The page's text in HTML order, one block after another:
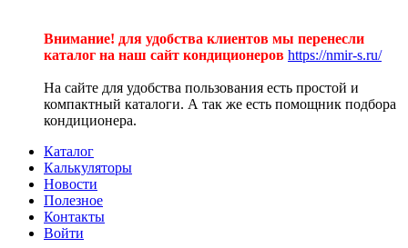
Внимание! для удобства клиентов мы перенесли
каталог на наш сайт кондиционеров https://nmir-s.ru/
На сайте для удобства пользования есть простой и
компактный каталоги. А так же есть помощник подбора
кондиционера.
Каталог
Калькуляторы
Новости
Полезное
Контакты
Войти